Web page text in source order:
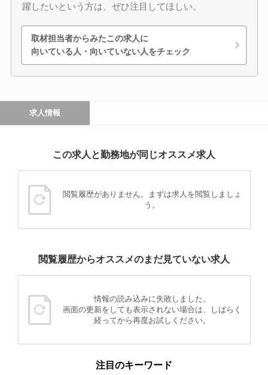
躍したいという方は、ぜひ注目してほしい。
取材担当者からみたこの求人に
向いている人・向いていない人をチェック
求人情報
この求人と勤務地が同じオススメ求人
閲覧履歴がありません。まずは求人を閲覧しましょ
う。
閲覧履歴からオススメのまだ見ていない求人
情報の読み込みに失敗しました。
画面の更新をしても表示されない場合は、しばらく
経ってから再度お試しください。
注目のキーワード